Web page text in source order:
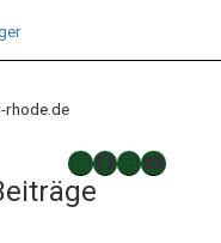
rhode.de
TAKTLOS
Musikverein Rhode
Musikverein Rhode
YouTube